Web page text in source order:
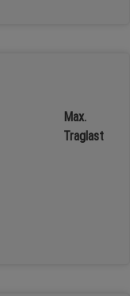
Max.
Traglast